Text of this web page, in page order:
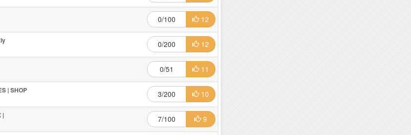
0/100 12
0/200 12
0/51 11
| SHOP 3/200 10
| 7/100 9